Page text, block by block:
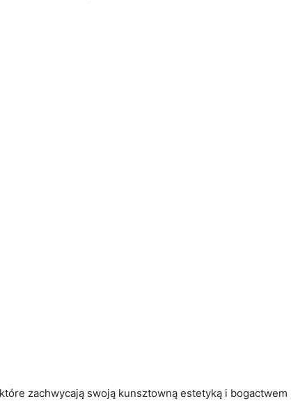
⁢zachwycają swoją kunsztowną estetyką i ⁢bogactwem